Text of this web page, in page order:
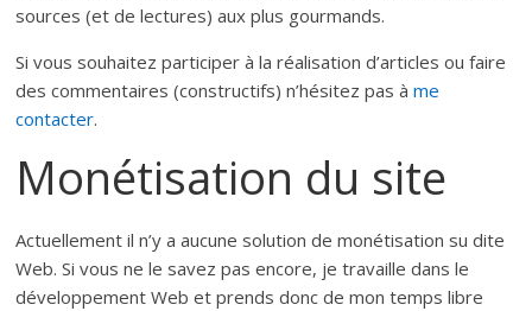
sources (et de lectures) aux plus gourmands.
Si vous souhaitez participer à la réalisation d’articles ou faire
des commentaires (constructifs) n’hésitez pas àme
contacter.
Monétisation du site
Actuellement il n’y a aucune solution de monétisation su dite
Web. Si vous ne le savez pas encore, je travaille dans le
développement Web et prends donc de mon temps libre